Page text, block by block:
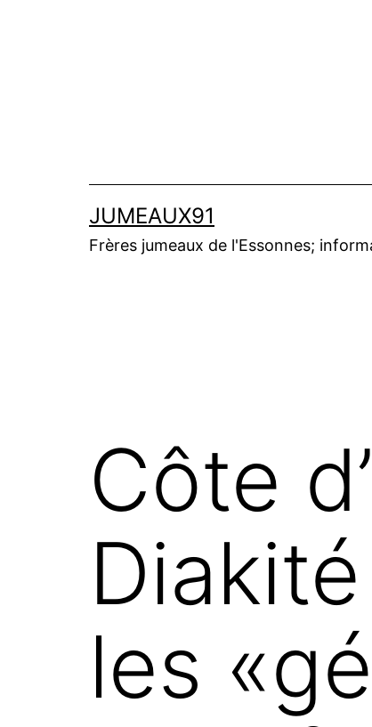
JUMEAUX91
Frères jumeaux de l'Essonnes;
Côte
les